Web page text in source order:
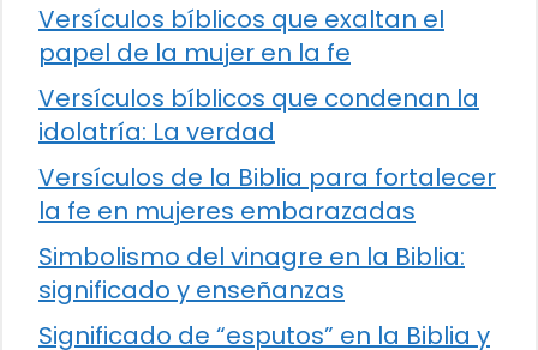
Versículos bíblicos que exaltan el
papel de la mujer en la fe
Versículos bíblicos que condenan la
idolatría: La verdad
Versículos de la Biblia para fortalecer
la fe en mujeres embarazadas
Simbolismo del vinagre en la Biblia:
significado y enseñanzas
Significado de “esputos” en la Biblia y